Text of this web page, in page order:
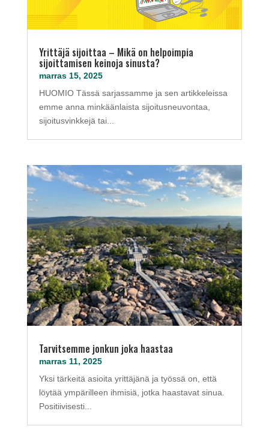
Yrittäjä sijoittaa – Mikä on helpoimpia
sijoittamisen keinoja sinusta?
marras 15, 2025
HUOMIO Tässä sarjassamme ja sen artikkeleissa
emme anna minkäänlaista sijoitusneuvontaa,
sijoitusvinkkejä tai...
Tarvitsemme jonkun joka haastaa
marras 11, 2025
Yksi tärkeitä asioita yrittäjänä ja työssä on, että
löytää ympärilleen ihmisiä, jotka haastavat sinua.
Positiivisesti...